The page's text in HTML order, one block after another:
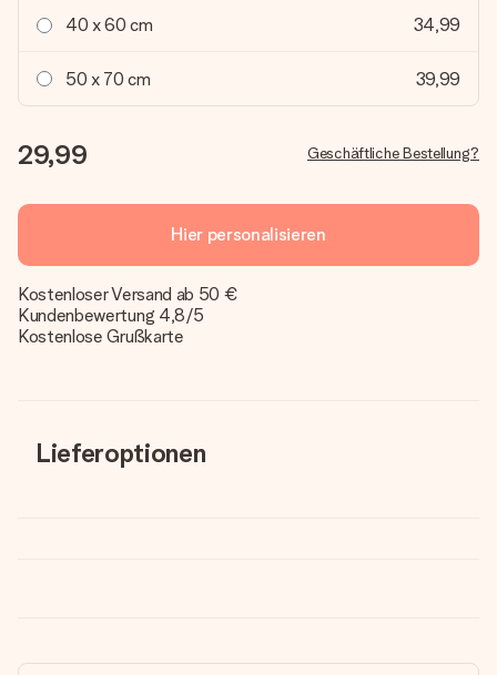
40 x 60 cm 34,99
50 x 70 cm 39,99
29,99 Geschäftliche Bestellung?
Hier personalisieren
Kostenloser Versand ab 50 €
Kundenbewertung 4,8/5
Kostenlose Grußkarte
Lieferoptionen